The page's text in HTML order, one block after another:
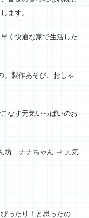
ます。
く快適な家で生活した
。製作あそび、おしゃ
なす元気いっぱいのお
坊 ナナちゃん ⇒ 元気
ったり！と思ったの